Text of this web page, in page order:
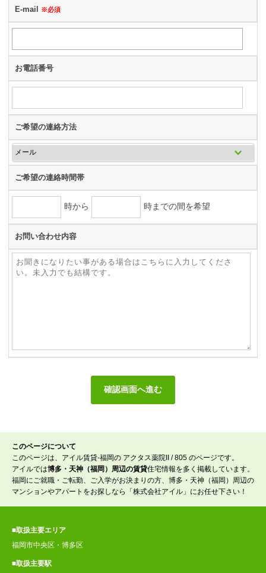
E-mail ※必須
お電話番号
ご希望の連絡方法
ご希望の連絡時間帯
時から 時までの間を希望
お問い合わせ内容
このページについて
このページは、アイル賃貸-福岡の アクタス薬院II / 805 のページです。
アイルでは博多・天神（福岡）周辺の賃貸住宅情報を多く掲載しています。
福岡にご就職・ご転勤、ご入学がお決まりの方、博多・天神（福岡）周辺の
マンションやアパートをお探しなら「株式会社アイル」にお任せ下さい！
■取扱主要エリア
福岡市中央区・博多区
■取扱主要駅